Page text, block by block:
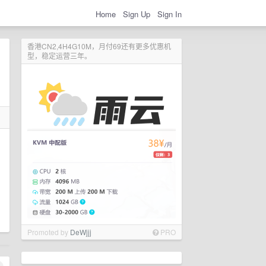
Home Sign Up Sign In
香港CN2,4H4G10M，月付69还有更多优惠机
型，稳定运营三年。
Promoted by DeWjjj PRO